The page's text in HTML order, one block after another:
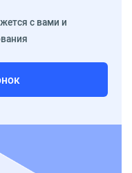
с вами и